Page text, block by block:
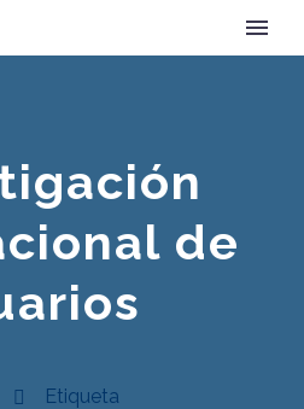
de
Etiqueta